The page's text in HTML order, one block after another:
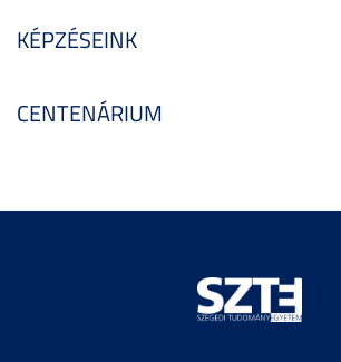
KÉPZÉSEINK
CENTENÁRIUM